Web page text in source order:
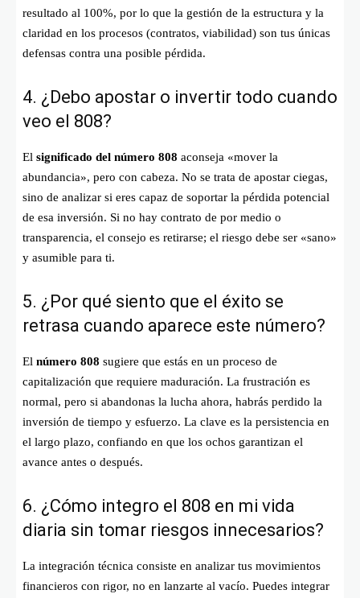
resultado al 100%, por lo que la gestión de la estructura y la
claridad en los procesos (contratos, viabilidad) son tus únicas
defensas contra una posible pérdida.
4. ¿Debo apostar o invertir todo cuando
veo el 808?
El significado del número 808 aconseja «mover la
abundancia», pero con cabeza. No se trata de apostar ciegas,
sino de analizar si eres capaz de soportar la pérdida potencial
de esa inversión. Si no hay contrato de por medio o
transparencia, el consejo es retirarse; el riesgo debe ser «sano»
y asumible para ti.
5. ¿Por qué siento que el éxito se
retrasa cuando aparece este número?
El número 808 sugiere que estás en un proceso de
capitalización que requiere maduración. La frustración es
normal, pero si abandonas la lucha ahora, habrás perdido la
inversión de tiempo y esfuerzo. La clave es la persistencia en
el largo plazo, confiando en que los ochos garantizan el
avance antes o después.
6. ¿Cómo integro el 808 en mi vida
diaria sin tomar riesgos innecesarios?
La integración técnica consiste en analizar tus movimientos
financieros con rigor, no en lanzarte al vacío. Puedes integrar